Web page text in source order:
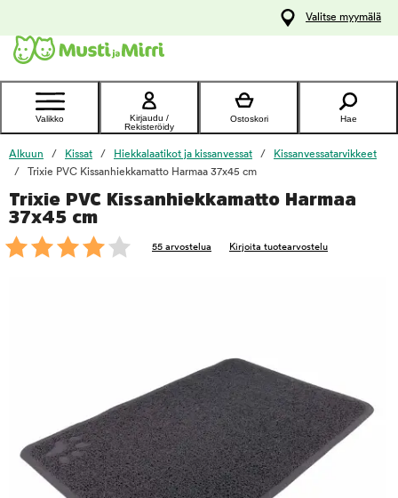
Ota yhteyttä
asiakaspalveluun
Valitse myymälä
Valikko
Kirjaudu /
Rekisteröidy
Ostoskori Hae
Alkuun Kissat Hiekkalaatikot ja kissanvessat
Kissanvessatarvikkeet
Trixie PVC Kissanhiekkamatto Harmaa 37x45 cm
Trixie PVC Kissanhiekkamatto Harmaa
37x45 cm
55 arvostelua Kirjoita tuotearvostelu
foo